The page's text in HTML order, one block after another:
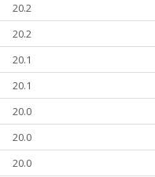
20.2
20.2
20.1
20.1
20.0
20.0
20.0